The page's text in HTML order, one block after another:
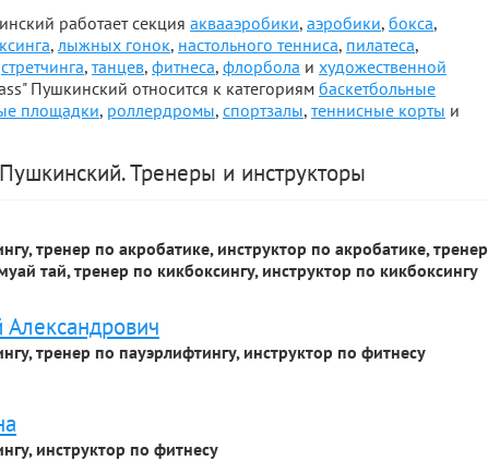
работает секция аквааэробики, аэробики, бокса,
, лыжных гонок, настольного тенниса, пилатеса,
стретчинга, танцев, фитнеса, флорбола и художественной
Пушкинский относится к категориям баскетбольные
площадки, роллердромы, спортзалы, теннисные корты и
Тренеры и инструкторы
тренер по акробатике, инструктор по акробатике, тренер
тай, тренер по кикбоксингу, инструктор по кикбоксингу
тренер по пауэрлифтингу, инструктор по фитнесу
инструктор по фитнесу